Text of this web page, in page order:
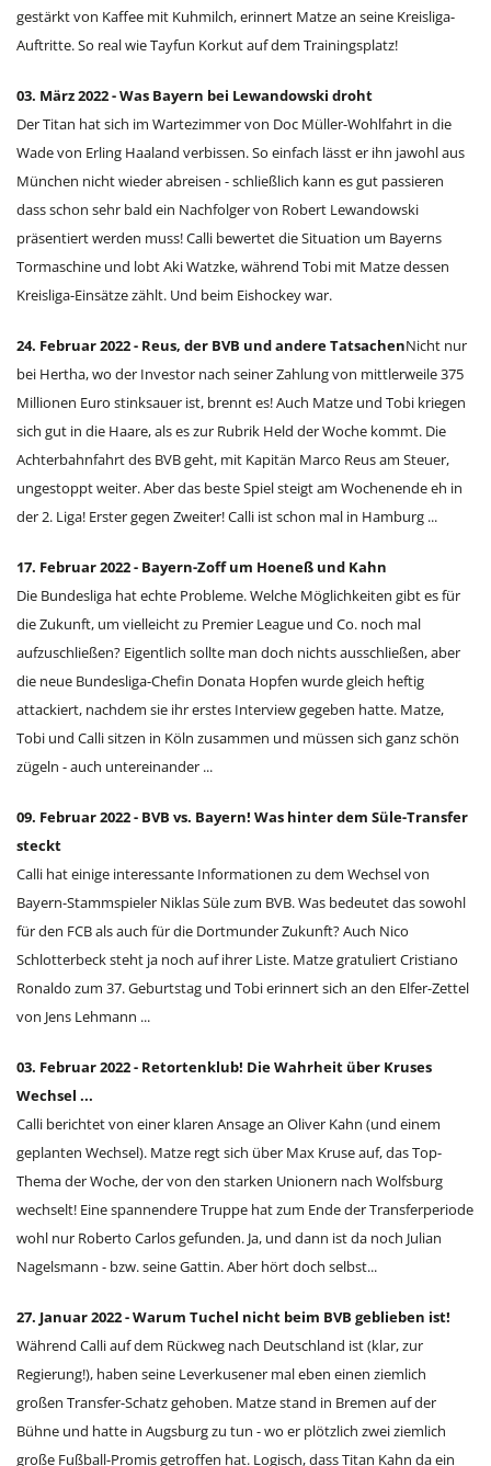
gestärkt von Kaffee mit Kuhmilch, erinnert Matze an seine Kreisliga-
Auftritte. So real wie Tayfun Korkut auf dem Trainingsplatz!
03. März 2022 - Was Bayern bei Lewandowski droht
Der Titan hat sich im Wartezimmer von Doc Müller-Wohlfahrt in die
Wade von Erling Haaland verbissen. So einfach lässt er ihn jawohl aus
München nicht wieder abreisen - schließlich kann es gut passieren
dass schon sehr bald ein Nachfolger von Robert Lewandowski
präsentiert werden muss! Calli bewertet die Situation um Bayerns
Tormaschine und lobt Aki Watzke, während Tobi mit Matze dessen
Kreisliga-Einsätze zählt. Und beim Eishockey war.
24. Februar 2022 - Reus, der BVB und andere TatsachenNicht nur
bei Hertha, wo der Investor nach seiner Zahlung von mittlerweile 375
Millionen Euro stinksauer ist, brennt es! Auch Matze und Tobi kriegen
sich gut in die Haare, als es zur Rubrik Held der Woche kommt. Die
Achterbahnfahrt des BVB geht, mit Kapitän Marco Reus am Steuer,
ungestoppt weiter. Aber das beste Spiel steigt am Wochenende eh in
der 2. Liga! Erster gegen Zweiter! Calli ist schon mal in Hamburg ...
17. Februar 2022 - Bayern-Zoff um Hoeneß und Kahn
Die Bundesliga hat echte Probleme. Welche Möglichkeiten gibt es für
die Zukunft, um vielleicht zu Premier League und Co. noch mal
aufzuschließen? Eigentlich sollte man doch nichts ausschließen, aber
die neue Bundesliga-Chefin Donata Hopfen wurde gleich heftig
attackiert, nachdem sie ihr erstes Interview gegeben hatte. Matze,
Tobi und Calli sitzen in Köln zusammen und müssen sich ganz schön
zügeln - auch untereinander ...
09. Februar 2022 - BVB vs. Bayern! Was hinter dem Süle-Transfer
steckt
Calli hat einige interessante Informationen zu dem Wechsel von
Bayern-Stammspieler Niklas Süle zum BVB. Was bedeutet das sowohl
für den FCB als auch für die Dortmunder Zukunft? Auch Nico
Schlotterbeck steht ja noch auf ihrer Liste. Matze gratuliert Cristiano
Ronaldo zum 37. Geburtstag und Tobi erinnert sich an den Elfer-Zettel
von Jens Lehmann ...
03. Februar 2022 - Retortenklub! Die Wahrheit über Kruses
Wechsel ...
Calli berichtet von einer klaren Ansage an Oliver Kahn (und einem
geplanten Wechsel). Matze regt sich über Max Kruse auf, das Top-
Thema der Woche, der von den starken Unionern nach Wolfsburg
wechselt! Eine spannendere Truppe hat zum Ende der Transferperiode
wohl nur Roberto Carlos gefunden. Ja, und dann ist da noch Julian
Nagelsmann - bzw. seine Gattin. Aber hört doch selbst...
27. Januar 2022 - Warum Tuchel nicht beim BVB geblieben ist!
Während Calli auf dem Rückweg nach Deutschland ist (klar, zur
Regierung!), haben seine Leverkusener mal eben einen ziemlich
großen Transfer-Schatz gehoben. Matze stand in Bremen auf der
Bühne und hatte in Augsburg zu tun - wo er plötzlich zwei ziemlich
große Fußball-Promis getroffen hat. Logisch, dass Titan Kahn da ein